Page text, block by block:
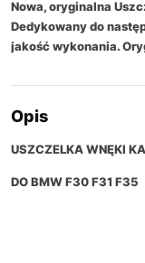
Nowa, oryginalna
Dedykowany do
jakość wykonania.
Opis
USZCZELKA WNĘKI
DO BMW F30 F31 F35